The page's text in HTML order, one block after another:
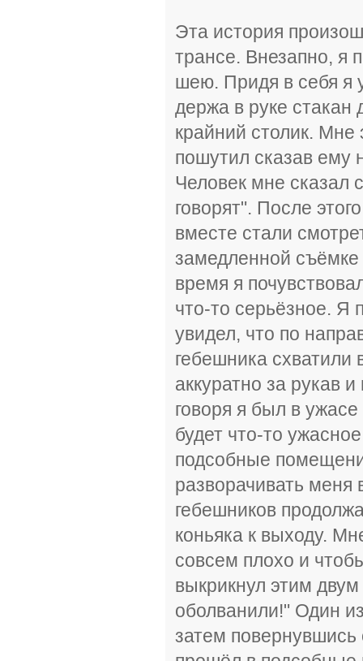
Эта история
трансе. Внезапно, я
шею. Придя в себя я
держа в руке стакан
крайний столик. Мне
пошутил сказав ему
Человек мне сказал
говорят". После
вместе стали
замедленной съёмке
время я
что-то серьёзное. Я
увидел, что по
гебешника схватили
аккуратно за рукав
говоря я был в
будет что-то
подсобные
разворачивать
гебешников
коньяка к выходу.
совсем плохо и
выкрикнул этим
оболванили!" Один
затем